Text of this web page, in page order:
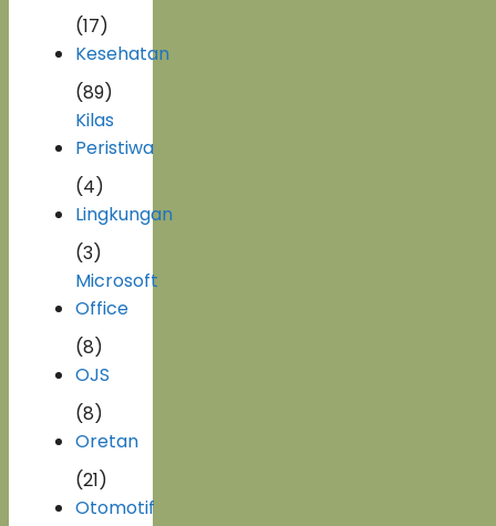
(17)
Kesehatan
(89)
Kilas
Peristiwa
(4)
Lingkungan
(3)
Microsoft
Office
(8)
OJS
(8)
Oretan
(21)
Otomotif